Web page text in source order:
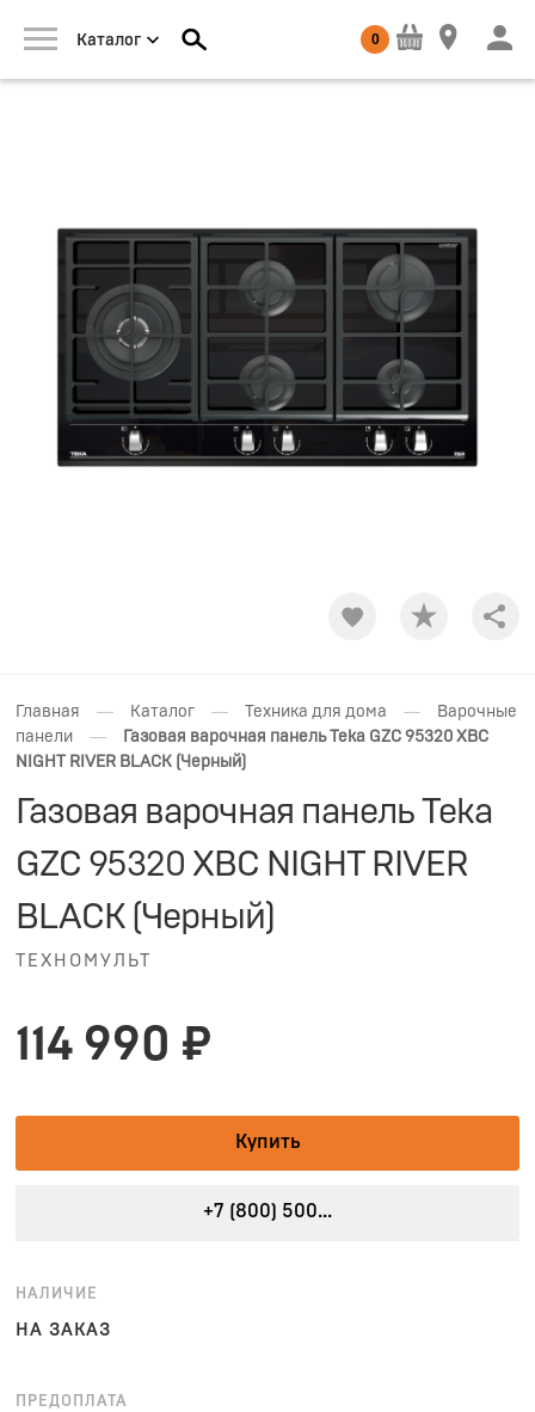
Каталог 0
Главная — Каталог — Техника для дома —
Варочные
панели
—
Газовая варочная панель Teka GZC 95320 XBC
NIGHT RIVER BLACK (Черный)
Газовая варочная панель Teka
GZC 95320 XBC NIGHT RIVER
BLACK (Черный)
ТЕХНОМУЛЬТ
114 990 ₽
Купить
+7 (800) 500...
НАЛИЧИЕ
НА ЗАКАЗ
ПРЕДОПЛАТА